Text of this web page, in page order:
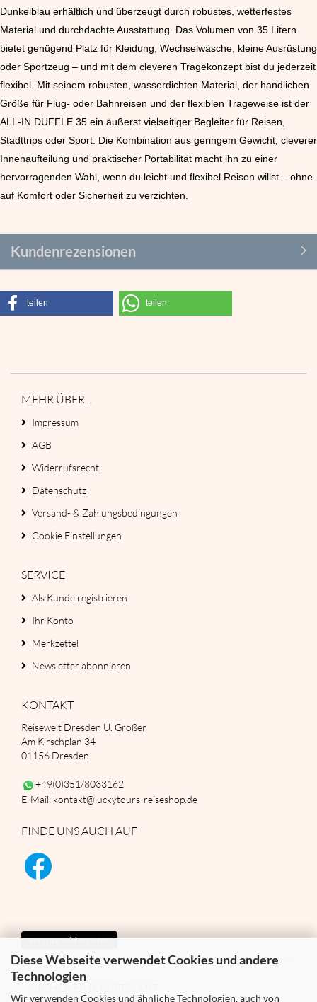
Diese Webseite verwendet Cookies und andere
Technologien
Wir verwenden Cookies und ähnliche Technologien, auch von
Dunkelblau erhältlich und überzeugt durch robustes, wetterfestes
Material und durchdachte Ausstattung. Das Volumen von 35 Litern
bietet genügend Platz für Kleidung, Wechselwäsche, kleine Ausrüstung
oder Sportzeug – und mit dem cleveren Tragekonzept bist du jederzeit
flexibel. Mit seinem robusten, wasserdichten Material, der handlichen
Größe für Flug- oder Bahnreisen und der flexiblen Trageweise ist der
ALL-IN DUFFLE 35 ein äußerst vielseitiger Begleiter für Reisen,
Stadttrips oder Sport. Die Kombination aus geringem Gewicht, cleverer
Innenaufteilung und praktischer Portabilität macht ihn zu einer
hervorragenden Wahl, wenn du leicht und flexibel Reisen willst – ohne
auf Komfort oder Sicherheit zu verzichten.
Kundenrezensionen
teilen teilen
MEHR ÜBER...
Impressum
AGB
Widerrufsrecht
Datenschutz
Versand- & Zahlungsbedingungen
Cookie Einstellungen
SERVICE
Als Kunde registrieren
Ihr Konto
Merkzettel
Newsletter abonnieren
KONTAKT
Reisewelt Dresden U. Großer
Am Kirschplan 34
01156 Dresden
+49(0)351/8033162
E-Mail: kontakt@luckytours-reiseshop.de
FINDE UNS AUCH AUF
Vertrag widerrufen
SICHER EINKAUFEN MIT